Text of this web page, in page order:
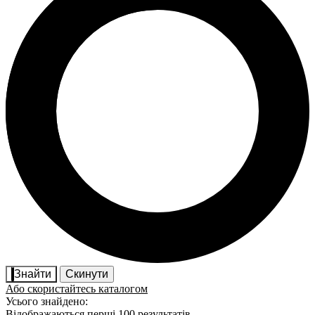
Знайти
Скинути
Або скористайтесь каталогом
Усього знайдено: